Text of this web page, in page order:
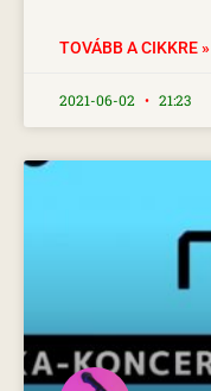
TOVÁBB A CIKKRE »
2021-06-02 21:23